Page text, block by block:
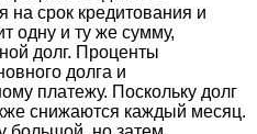
на срок кредитования и
одну и ту же сумму,
долг. Проценты
долга и
платежу. Поскольку долг
снижаются каждый месяц.